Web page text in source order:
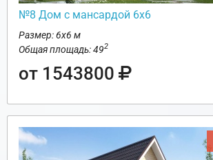
№8 Дом с мансардой 6х6
Размер: 6х6 м
Общая площадь: 492
от 1543800